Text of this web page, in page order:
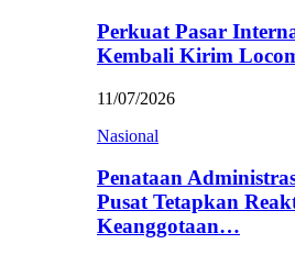
Perkuat Pasar
Kembali Kirim
11/07/2026
Nasional
Penataan
Pusat Tetapkan
Keanggotaan…